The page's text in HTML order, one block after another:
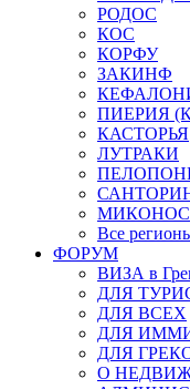
РОДОС
КОС
КОРФУ
ЗАКИНФ
ПИЕРИЯ
КАСТОРЬЯ
ЛУТРАКИ
МИКОНОС
Все
ФОРУМ
ВИЗА в
ДЛЯ
ДЛЯ ВСЕХ
ДЛЯ
ДЛЯ
О